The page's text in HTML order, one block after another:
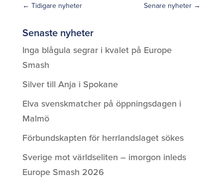
← Tidigare nyheter Senare nyheter →
Senaste nyheter
Inga blågula segrar i kvalet på Europe
Smash
Silver till Anja i Spokane
Elva svenskmatcher på öppningsdagen i
Malmö
Förbundskapten för herrlandslaget sökes
Sverige mot världseliten – imorgon inleds
Europe Smash 2026